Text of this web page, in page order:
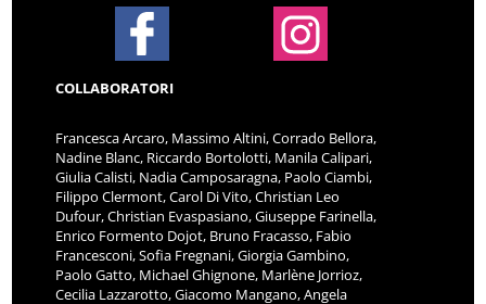
COLLABORATORI
Francesca Arcaro, Massimo Altini, Corrado Bellora,
Nadine Blanc, Riccardo Bortolotti, Manila Calipari,
Giulia Calisti, Nadia Camposaragna, Paolo Ciambi,
Filippo Clermont, Carol Di Vito, Christian Leo
Dufour, Christian Evaspasiano, Giuseppe Farinella,
Enrico Formento Dojot, Bruno Fracasso, Fabio
Francesconi, Sofia Fregnani, Giorgia Gambino,
Paolo Gatto, Michael Ghignone, Marlène Jorrioz,
Cecilia Lazzarotto, Giacomo Mangano, Angela